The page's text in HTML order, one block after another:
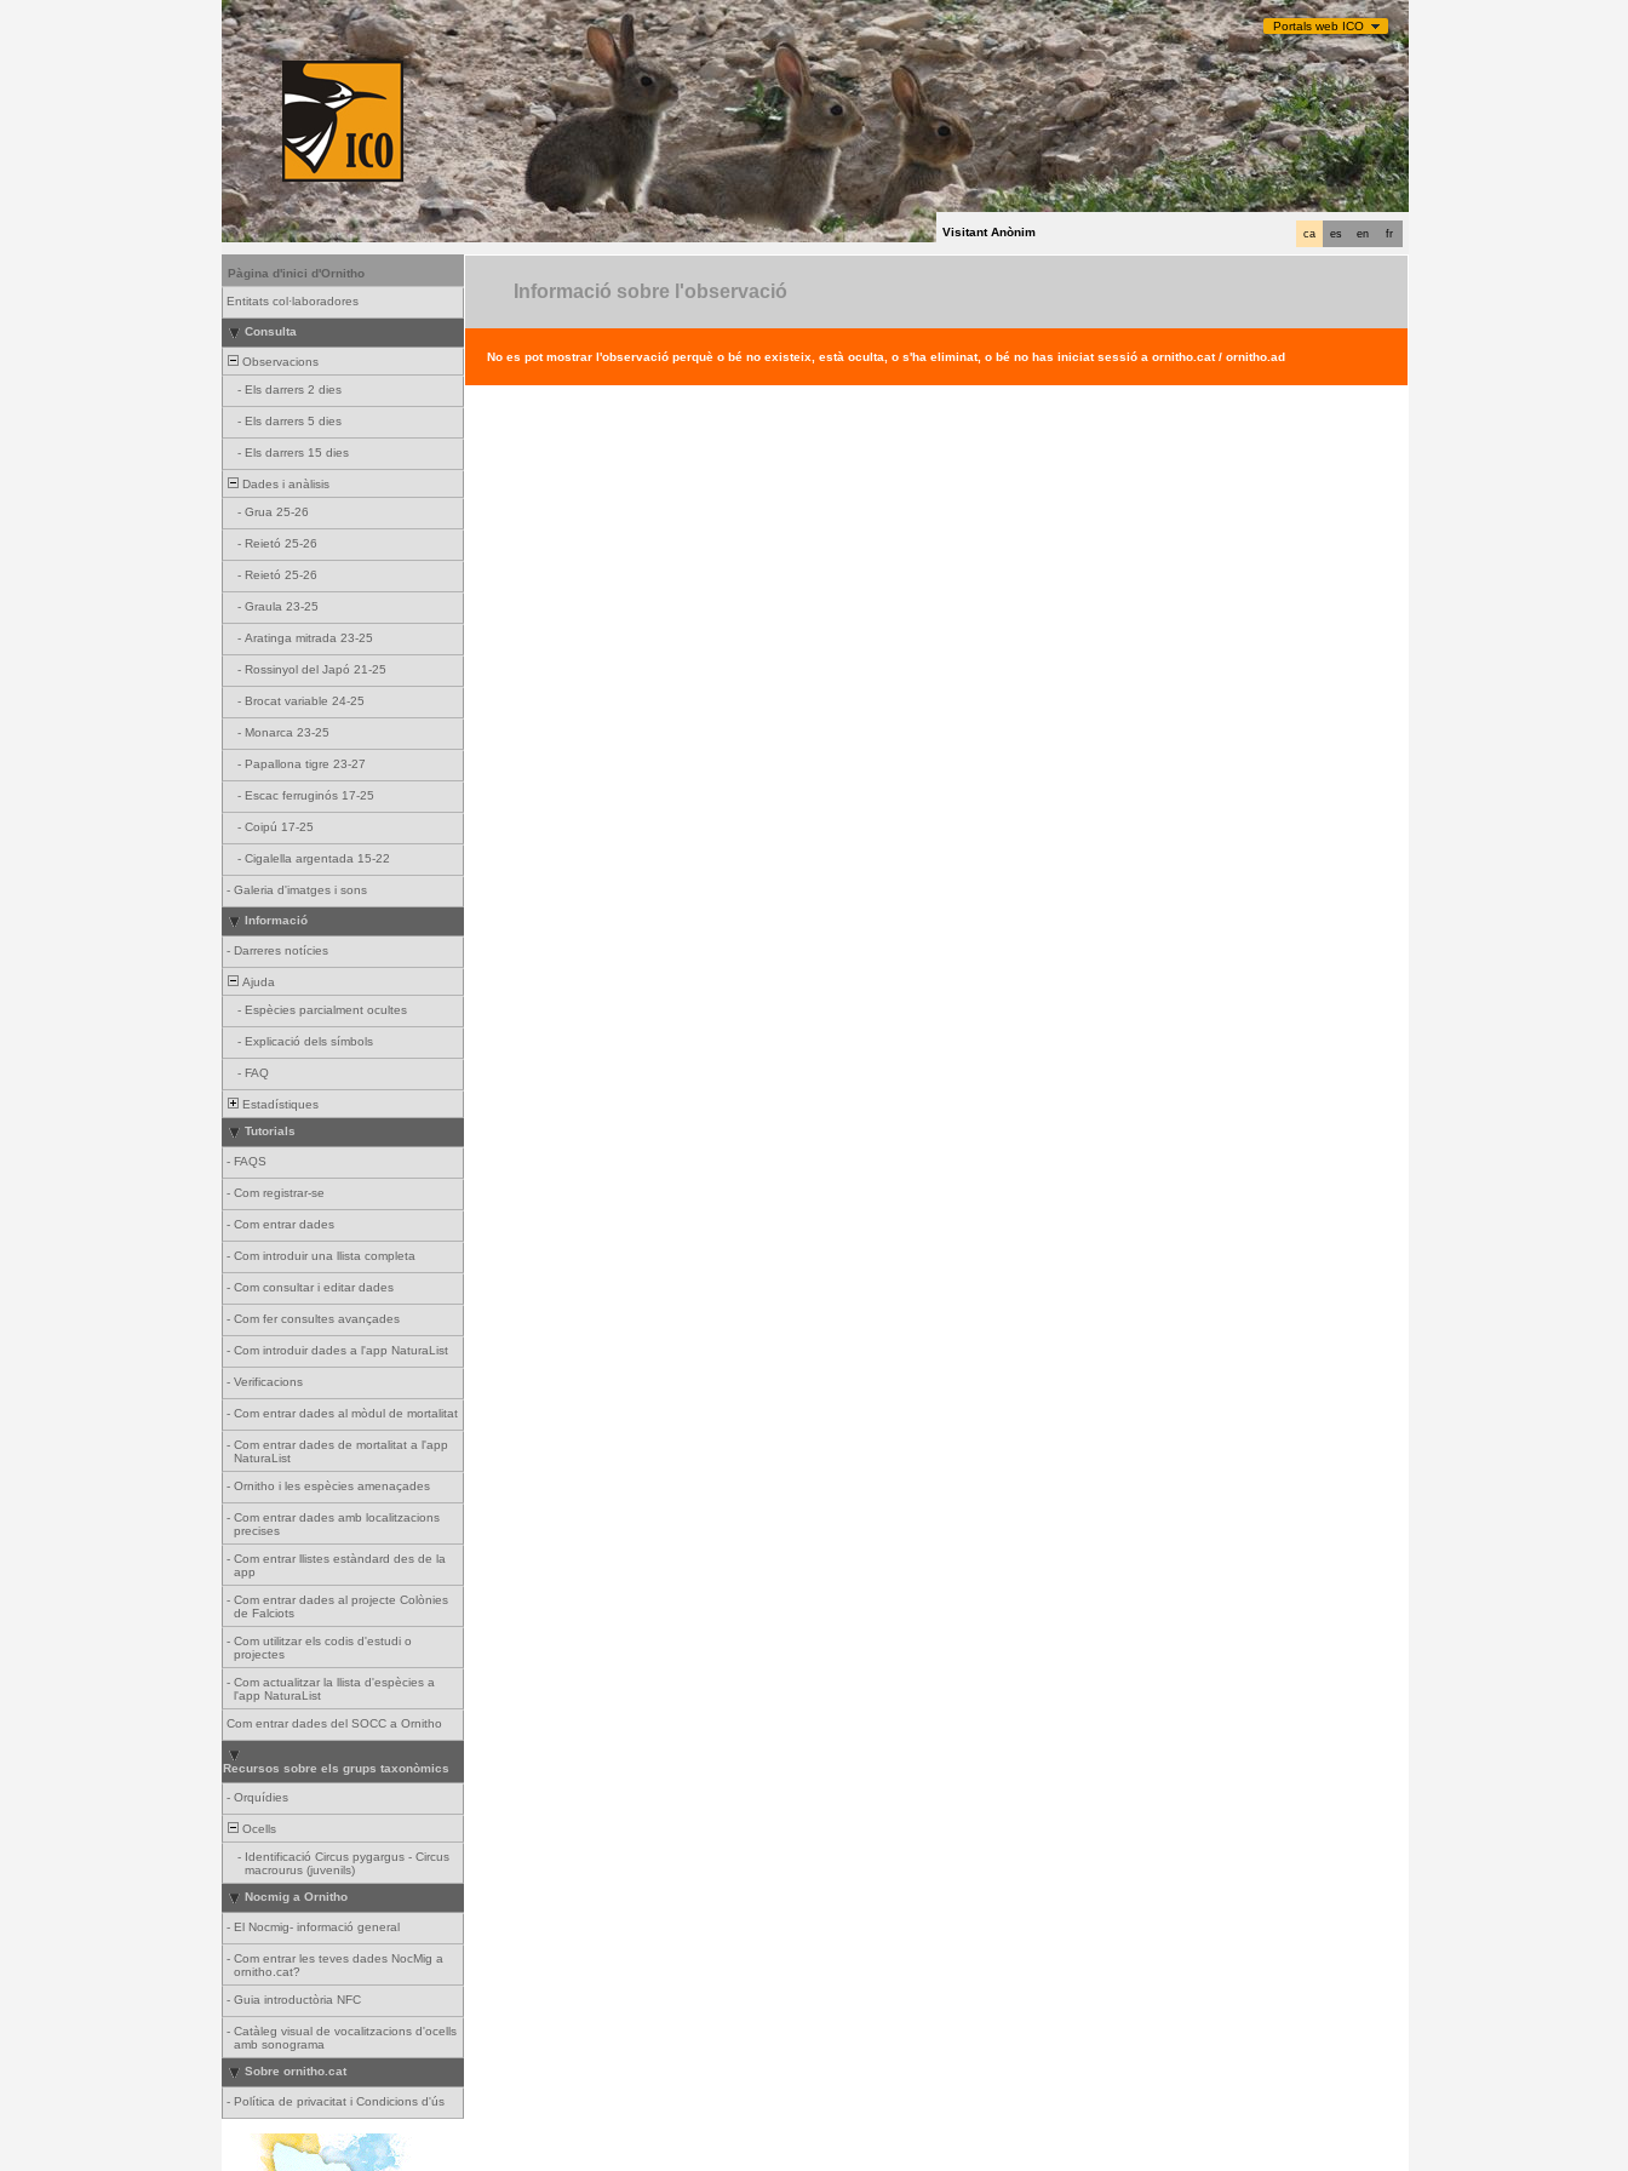
Portals web ICO
fr
en
es
ca
Visitant Anònim
Pàgina d'inici d'Ornitho
Entitats col·laboradores
Consulta
Observacions
- Els darrers 2 dies
- Els darrers 5 dies
- Els darrers 15 dies
Dades i anàlisis
- Grua 25-26
- Reietó 25-26
- Reietó 25-26
- Graula 23-25
- Aratinga mitrada 23-25
- Rossinyol del Japó 21-25
- Brocat variable 24-25
- Monarca 23-25
- Papallona tigre 23-27
- Escac ferruginós 17-25
- Coipú 17-25
- Cigalella argentada 15-22
- Galeria d'imatges i sons
Informació
- Darreres notícies
Ajuda
- Espècies parcialment ocultes
- Explicació dels símbols
- FAQ
Estadístiques
Tutorials
- FAQS
- Com registrar-se
- Com entrar dades
- Com introduir una llista completa
- Com consultar i editar dades
- Com fer consultes avançades
- Com introduir dades a l'app NaturaList
- Verificacions
- Com entrar dades al mòdul de mortalitat
- Com entrar dades de mortalitat a l'app
NaturaList
- Ornitho i les espècies amenaçades
- Com entrar dades amb localitzacions
precises
- Com entrar llistes estàndard des de la
app
- Com entrar dades al projecte Colònies
de Falciots
- Com utilitzar els codis d'estudi o
projectes
- Com actualitzar la llista d'espècies a
l'app NaturaList
Com entrar dades del SOCC a Ornitho
Recursos sobre els grups taxonòmics
- Orquídies
Ocells
- Identificació Circus pygargus - Circus
macrourus (juvenils)
Nocmig a Ornitho
- El Nocmig- informació general
- Com entrar les teves dades NocMig a
ornitho.cat?
- Guia introductòria NFC
- Catàleg visual de vocalitzacions d'ocells
amb sonograma
Sobre ornitho.cat
- Política de privacitat i Condicions d'ús
Informació sobre l'observació
No es pot mostrar l'observació perquè o bé no existeix, està oculta, o s'ha eliminat, o bé no has iniciat sessió a ornitho.cat / ornitho.ad